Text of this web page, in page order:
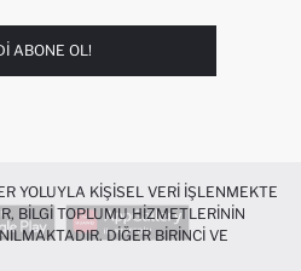
ABONE OL!
YOLUYLA KIŞISEL VERI IŞLENMEKTE
BILGI TOPLUMU HIZMETLERININ
DIĞER BIRINCI VE